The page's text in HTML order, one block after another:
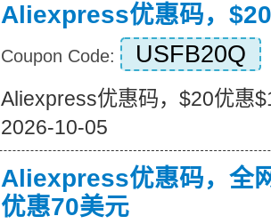
Aliexpress优惠码，
Coupon Code: USFB20Q
Aliexpress优惠码，$20优惠
2026-10-05
Aliexpress优惠码，全
优惠70美元